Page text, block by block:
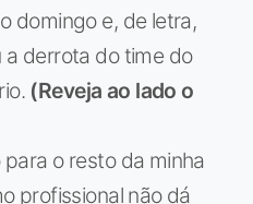
domingo e, de letra,
derrota do time do
(Reveja ao lado o
o resto da minha
profissional não dá